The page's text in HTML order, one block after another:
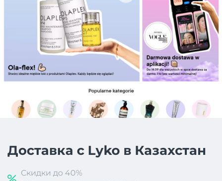
Доставка с Lyko в Казахстан
Скидки до 40%